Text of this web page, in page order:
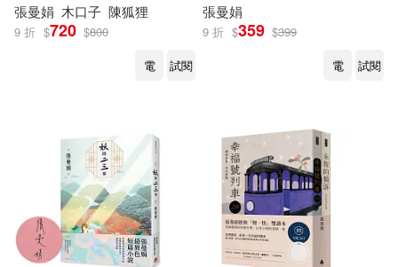
張曼娟 木口子 陳狐狸
9 折 $720 $800
電
試閱
張曼娟
9 折 $359 $399
電
試閱